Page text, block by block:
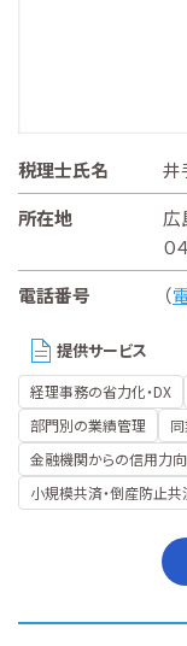
税理士氏名
井
所在地
広
０
電話番号
（
提供サービス
経理事務の省力化・DX
部門別の業績管理
金融機関からの信用力
小規模共済・倒産防止共